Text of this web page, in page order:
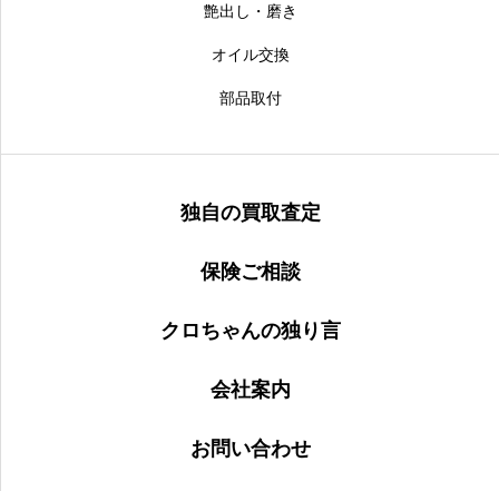
艶出し・磨き
オイル交換
部品取付
独自の買取査定
保険ご相談
クロちゃんの独り言
会社案内
お問い合わせ